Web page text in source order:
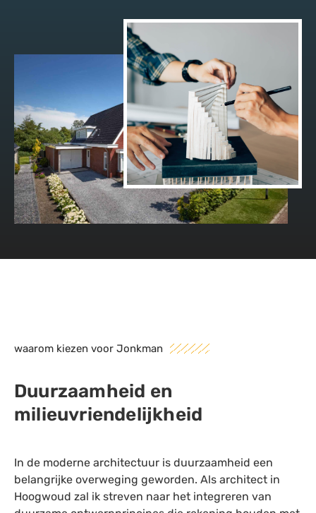
waarom kiezen voor Jonkman
Duurzaamheid en
milieuvriendelijkheid
In de moderne architectuur is duurzaamheid een
belangrijke overweging geworden. Als architect in
Hoogwoud zal ik streven naar het integreren van